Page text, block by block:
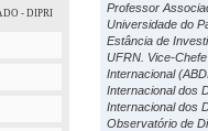
- DIPRI
Professor
Universidade do
Estância de
UFRN. Vice-
Internacional
Internacional dos
Internacional dos
Observatório de